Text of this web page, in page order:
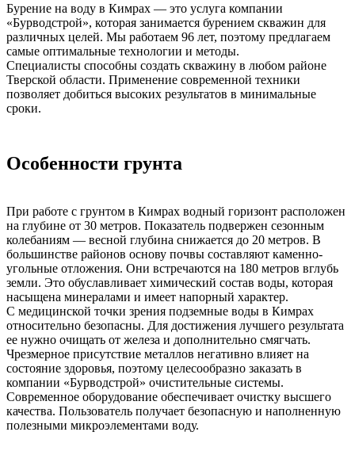
Бурение на воду в Кимрах — это услуга компании
«Бурводстрой», которая занимается бурением скважин для
различных целей. Мы работаем 96 лет, поэтому предлагаем
самые оптимальные технологии и методы.
Специалисты способны создать скважину в любом районе
Тверской области. Применение современной техники
позволяет добиться высоких результатов в минимальные
сроки.
Особенности грунта
При работе с грунтом в Кимрах водный горизонт расположен
на глубине от 30 метров. Показатель подвержен сезонным
колебаниям — весной глубина снижается до 20 метров. В
большинстве районов основу почвы составляют каменно-
угольные отложения. Они встречаются на 180 метров вглубь
земли. Это обуславливает химический состав воды, которая
насыщена минералами и имеет напорный характер.
С медицинской точки зрения подземные воды в Кимрах
относительно безопасны. Для достижения лучшего результата
ее нужно очищать от железа и дополнительно смягчать.
Чрезмерное присутствие металлов негативно влияет на
состояние здоровья, поэтому целесообразно заказать в
компании «Бурводстрой» очистительные системы.
Современное оборудование обеспечивает очистку высшего
качества. Пользователь получает безопасную и наполненную
полезными микроэлементами воду.